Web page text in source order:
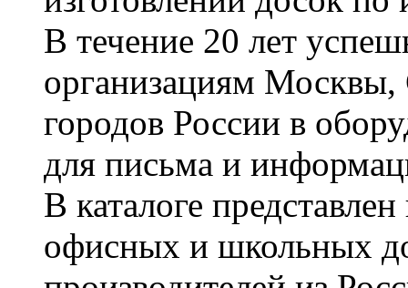
В течение 20 лет
организациям Москвы,
городов России в
для письма и
В каталоге
офисных и школьных